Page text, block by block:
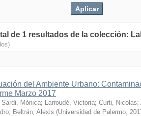
de 1 resultados de la colección:
del Ambiente Urbano:
Marzo 2017
Sardi, Mónica; Larroudé, Victoria; Curti, Nicolas;
; Beltrán, Alexis (Universidad de Palermo,